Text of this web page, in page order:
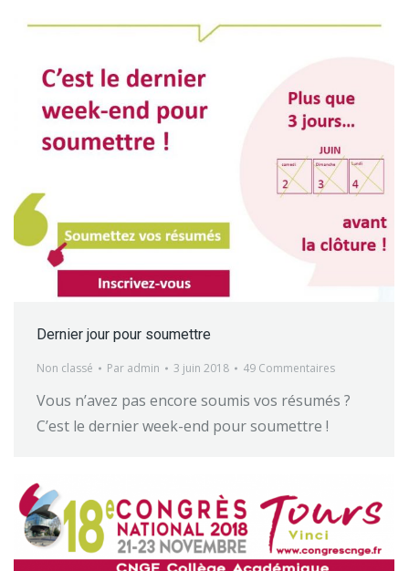
Dernier jour pour soumettre
Non classé Par admin 3 juin 2018 49 Commentaires
Vous n’avez pas encore soumis vos résumés ?
C’est le dernier week-end pour soumettre !